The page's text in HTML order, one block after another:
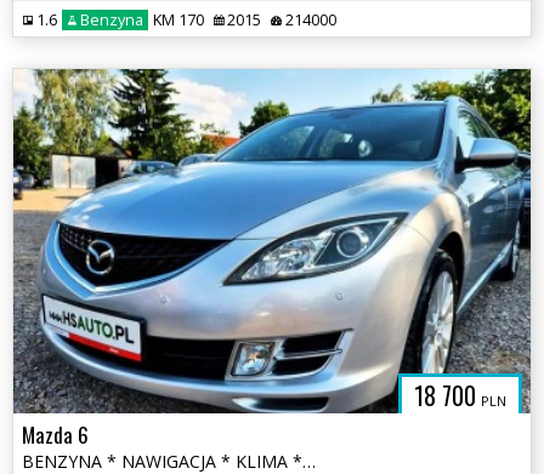
1.6 Benzyna KM 170 2015 214000
18 700 PLN
Mazda 6
BENZYNA * NAWIGACJA * KLIMA * super * okazja * polecamy